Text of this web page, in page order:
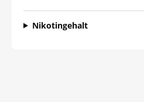
Nikotingehalt